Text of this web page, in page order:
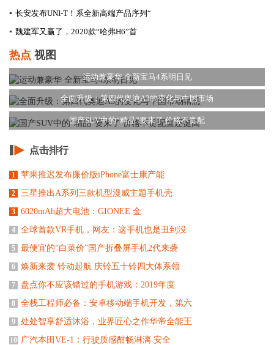
▪ 长安发布UNI-T！系全新高端产品序列“
▪ ​魏建军又赢了，2020款“哈弗H6”首
热点 视图
运动兼豪华 全新宝马4系明日见
全面升级：第四代奥迪A3的变化与中国市场
国产SUV中的“精品”要来了 价格不贵配
点击排行
1 苹果推迟发布廉价版iPhone富士康产能
2 三星推出A系列三款机型漫威主题手机壳
3 6020mAh超大电池：GIONEE 金
4 全球首款VR手机，网友：这手机也是丑到没
5 最便宜的“白菜价”国产折叠屏手机2代来袭
6 焕新来袭 铃动起航 庆铃五十铃四大体系领
7 盘点你不应该错过的手机游戏：2019年度
8 全栈工程师必备：安卓移动端手机开发，第六
9 处处智享舒适沐浴，业界匠心之作华帝全能王
10 广汽本田VE-1：行驶质感酣畅淋漓 安全